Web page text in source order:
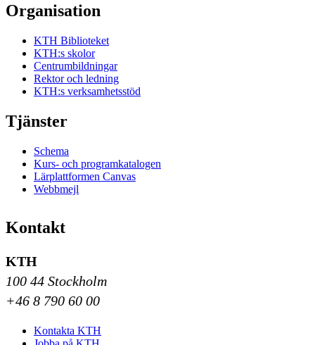
Organisation
KTH Biblioteket
KTH:s skolor
Centrumbildningar
Rektor och ledning
KTH:s verksamhetsstöd
Tjänster
Schema
Kurs- och programkatalogen
Lärplattformen Canvas
Webbmejl
Kontakt
KTH
100 44 Stockholm
+46 8 790 60 00
Kontakta KTH